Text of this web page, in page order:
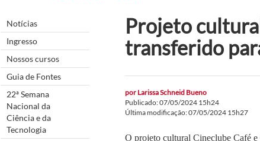
Notícias
Ingresso
Nossos cursos
Guia de Fontes
22ª Semana
Nacional da
Ciência e da
Tecnologia
Projeto
transferido
por Larissa Schneid Bueno
Publicado: 07/05/2024 15h24
Última modificação: 07/05/2024 15h27
O projeto cultural Cineclube Café